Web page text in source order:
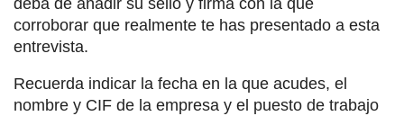
deba de añadir su sello y firma con la que
corroborar que realmente te has presentado a esta
entrevista.
Recuerda indicar la fecha en la que acudes, el
nombre y CIF de la empresa y el puesto de trabajo